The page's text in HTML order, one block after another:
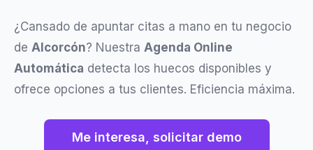
¿Cansado de apuntar citas a mano en tu negocio
de Alcorcón? Nuestra Agenda Online
Automática detecta los huecos disponibles y
ofrece opciones a tus clientes. Eficiencia máxima.
Me interesa, solicitar demo